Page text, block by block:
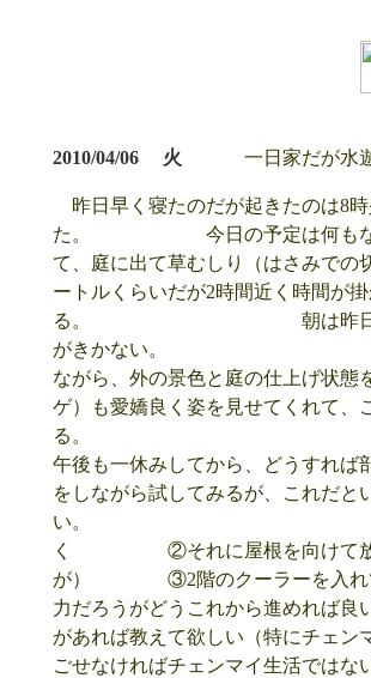
2010/04/06 火 一日家だが水遊
昨日早く寝たのだが起きたのは8
た。 今日の予定は何もないの
て、庭に出て草むしり（はさみ
ートルくらいだが2時間近く時間が
る。 朝は昨日同様で霞が
がきかない。 昼食をリ
ながら、外の景色と庭の仕上げ状
ゲ）も愛嬌良く姿を見せてくれて、
午後も一休みしてから、どうすれば
をしながら試してみるが、これだと
い。 ①庭の芝
く ②それに屋根を向けて放水
が） ③2階のクーラーを入れ
力だろうがどうこれから
があれば教えて欲しい（特にチ
ごせなければチェンマイ生活ではな